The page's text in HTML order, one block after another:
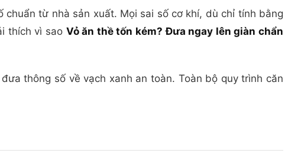
từ nhà sản xuất. Mọi sai số cơ khí, dù chỉ tính bằng
thích vì sao Vỏ ăn thề tốn kém? Đưa ngay lên giàn chẩn
thông số về vạch xanh an toàn. Toàn bộ quy trình căn